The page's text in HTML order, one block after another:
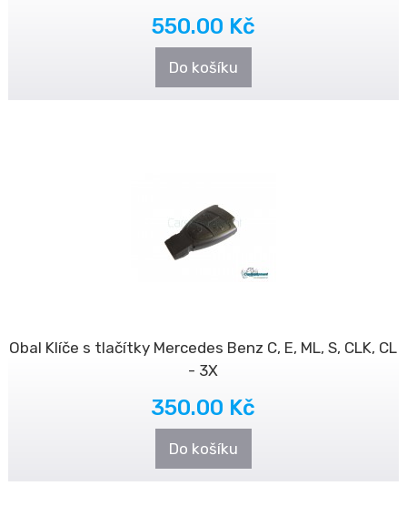
550.00 Kč
Do košíku
Obal Klíče s tlačítky Mercedes Benz C, E, ML, S, CLK, CL
- 3X
350.00 Kč
Do košíku